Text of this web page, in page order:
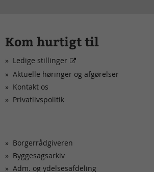
Kom hurtigt til
Ledige stillinger
Aktuelle høringer og afgørelser
Kontakt os
Privatlivspolitik
Borgerrådgiveren
Byggesagsarkiv
Adm. og ydelsesafdeling